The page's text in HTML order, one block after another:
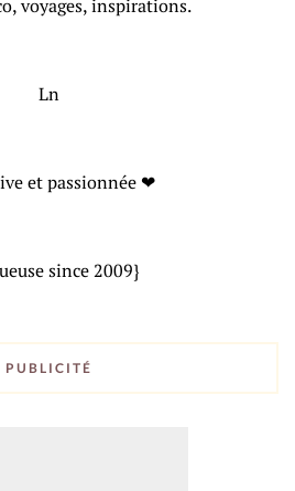
voyages, inspirations.
Ln
et passionnée ❤
since 2009}
PUBLICITÉ